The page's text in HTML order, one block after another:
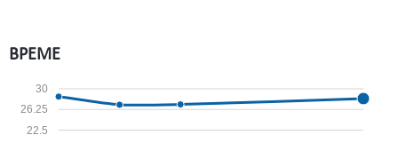
ВРЕМЕ
22.5
26.25
30